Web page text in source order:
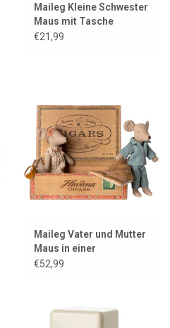
Maileg Kleine Schwester
Maus mit Tasche
€21,99
Maileg Vater und Mutter
Maus in einer
Zigarrenkiste
€52,99